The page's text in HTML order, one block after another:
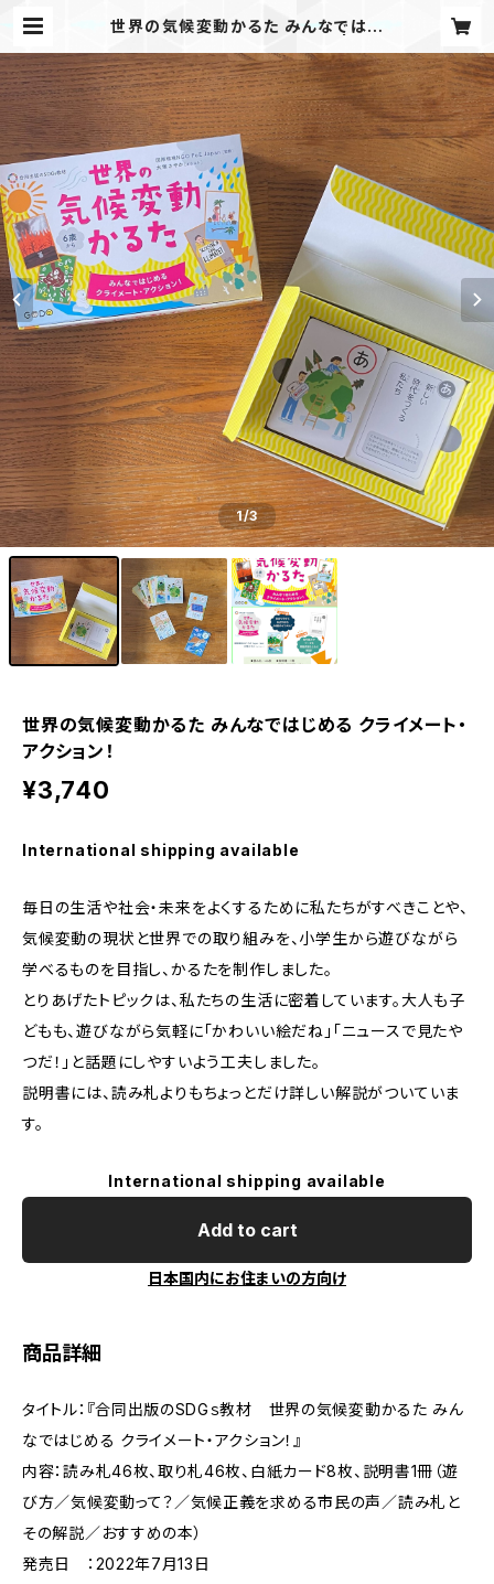
世界の気候変動かるた みんなではじ
Japan store
1/3
世界の気候変動かるた みんなではじめる クライメート・
アクション！
¥3,740
International shipping available
毎日の生活や社会・未来をよくするために私たちがすべきことや、
気候変動の現状と世界での取り組みを、小学生から遊びながら
学べるものを目指し、かるたを制作しました。
とりあげたトピックは、私たちの生活に密着しています。大人も子
どもも、遊びながら気軽に「かわいい絵だね」「ニュースで見たや
つだ！」と話題にしやすいよう工夫しました。
説明書には、読み札よりもちょっとだけ詳しい解説がついていま
す。
International shipping available
Add to cart
日本国内にお住まいの方向け
商品詳細
タイトル：『合同出版のSDGｓ教材 世界の気候変動かるた みん
なではじめる クライメート・アクション！』
内容：読み札46枚、取り札46枚、白紙カード8枚、説明書1冊（遊
び方／気候変動って？／気候正義を求める市民の声／読み札と
その解説／おすすめの本）
発売日 ：2022年7月13日